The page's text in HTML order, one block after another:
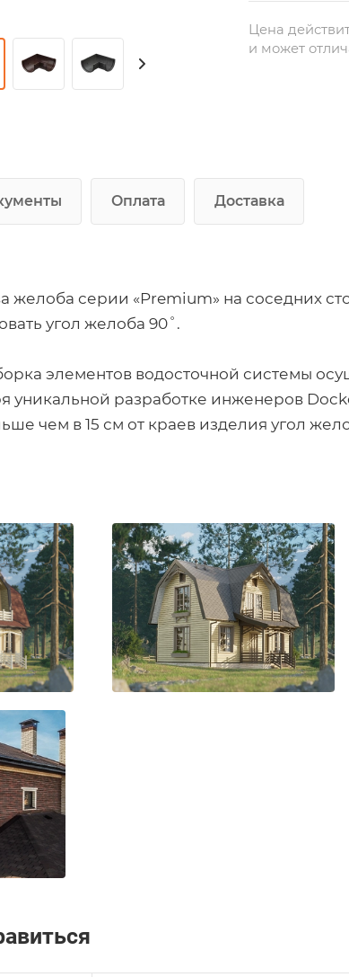
Цена
и может
Оплата Доставка
желоба серии «Premium» на соседних
угол желоба 90˚.
элементов водосточной системы
уникальной разработке инженеров
чем в 15 см от краев изделия угол